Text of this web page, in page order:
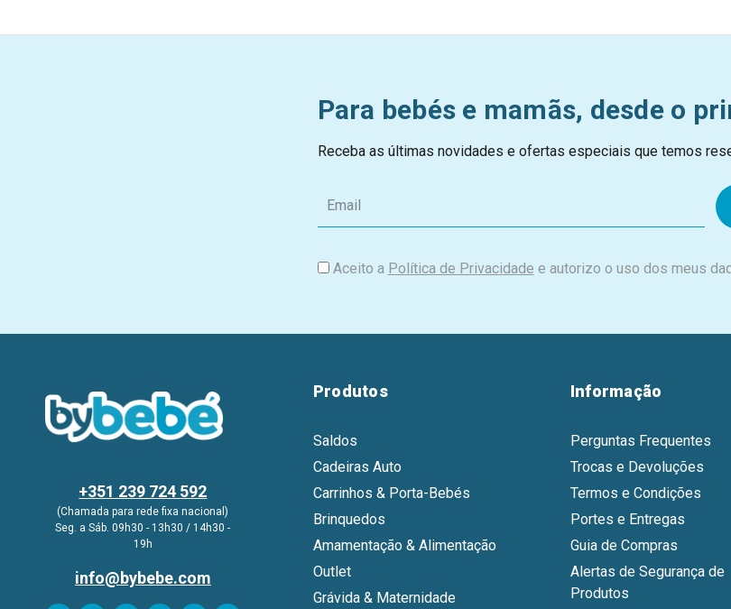
Para bebés e mamãs, desde o
Receba as últimas novidades e ofertas especiais que temos
m
i
Aceito a Política de Privacidade e autorizo o uso dos meus
+351 239 724 592
(Chamada para rede fixa nacional)
Seg. a Sáb. 09h30 - 13h30 / 14h30 -
19h
info@bybebe.com
Produtos
Saldos
Cadeiras Auto
Carrinhos & Porta-Bebés
Brinquedos
Amamentação & Alimentação
Outlet
Grávida & Maternidade
Informação
Perguntas Frequentes
Trocas e Devoluções
Termos e Condições
Portes e Entregas
Guia de Compras
Alertas de Segurança de
Produtos